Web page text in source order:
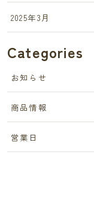
2025年3月
Categories
お知らせ
商品情報
営業日